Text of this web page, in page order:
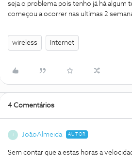
seja o problema pois tenho já há algum
começou a ocorrer nas ultimas 2
wireless Internet
4 Comentários
JoãoAlmeida AUTOR
Sem contar que a estas horas a